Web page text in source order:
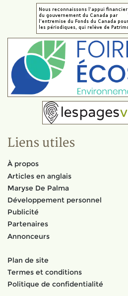
Liens utiles
À propos
Articles en anglais
Maryse De Palma
Développement personnel
Publicité
Partenaires
Annonceurs
Plan de site
Termes et conditions
Politique de confidentialité